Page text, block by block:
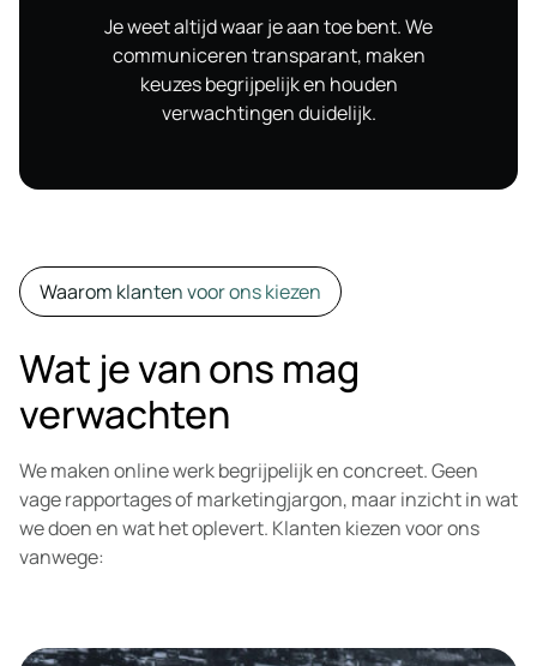
Je weet altijd waar je aan toe bent. We
communiceren transparant, maken
keuzes begrijpelijk en houden
verwachtingen duidelijk.
Waarom klanten voor ons kiezen
Wat je van ons mag
verwachten
We maken online werk begrijpelijk en concreet. Geen
vage rapportages of marketingjargon, maar inzicht in wat
we doen en wat het oplevert. Klanten kiezen voor ons
vanwege: